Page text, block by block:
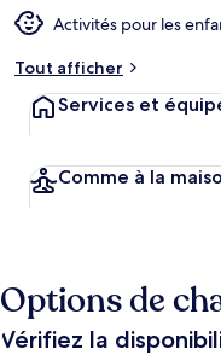
Activités pour les
Tout afficher
Services et
Comme à la
Options de
Vérifiez la